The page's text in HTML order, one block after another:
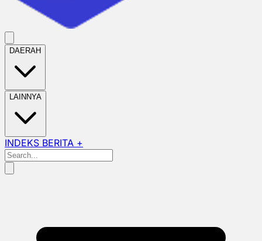
DAERAH
LAINNYA
INDEKS BERITA +